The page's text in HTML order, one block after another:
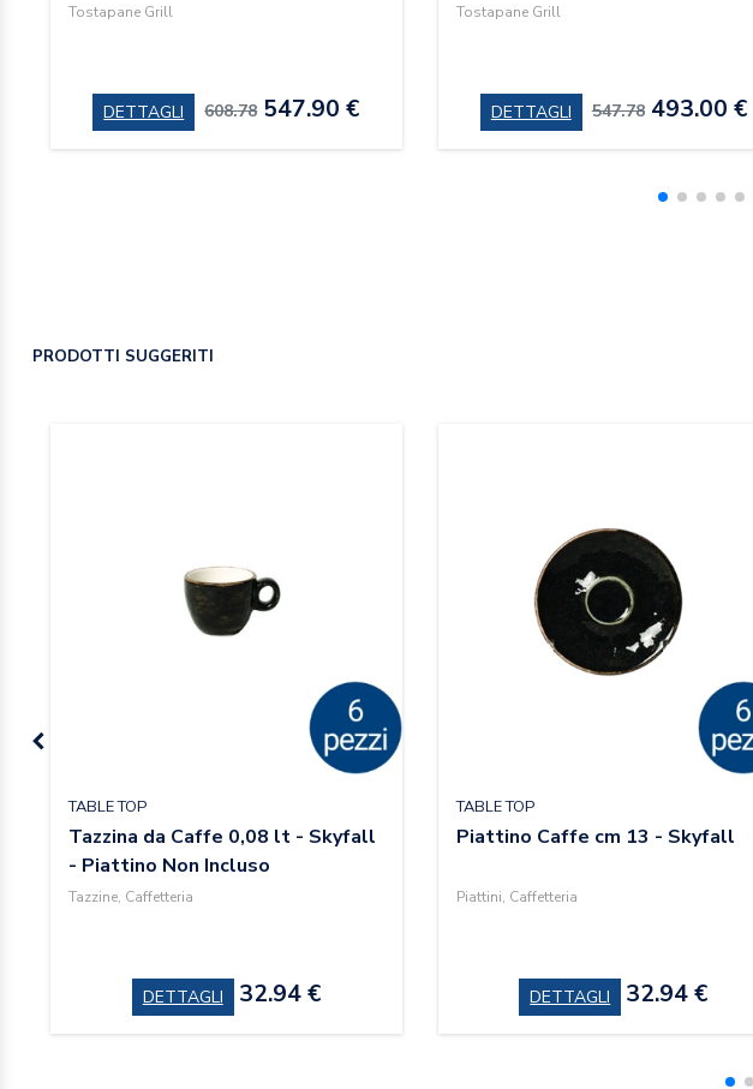
Tostapane Grill
DETTAGLI 608.78547.90 €
Tostapane Grill
DETTAGLI 547.78493.00 €
PRODOTTI SUGGERITI
TABLE TOP
Tazzina da Caffe 0,08 lt - Skyfall
- Piattino Non Incluso
Tazzine, Caffetteria
DETTAGLI 32.94 €
TABLE TOP
Piattino Caffe cm 13 - Skyfall
Piattini, Caffetteria
DETTAGLI 32.94 €